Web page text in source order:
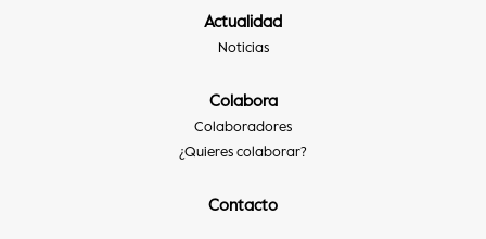
Actualidad
Noticias
Colabora
Colaboradores
¿Quieres colaborar?
Contacto